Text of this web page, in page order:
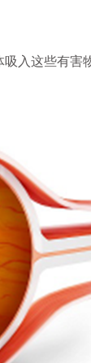
入这些有害